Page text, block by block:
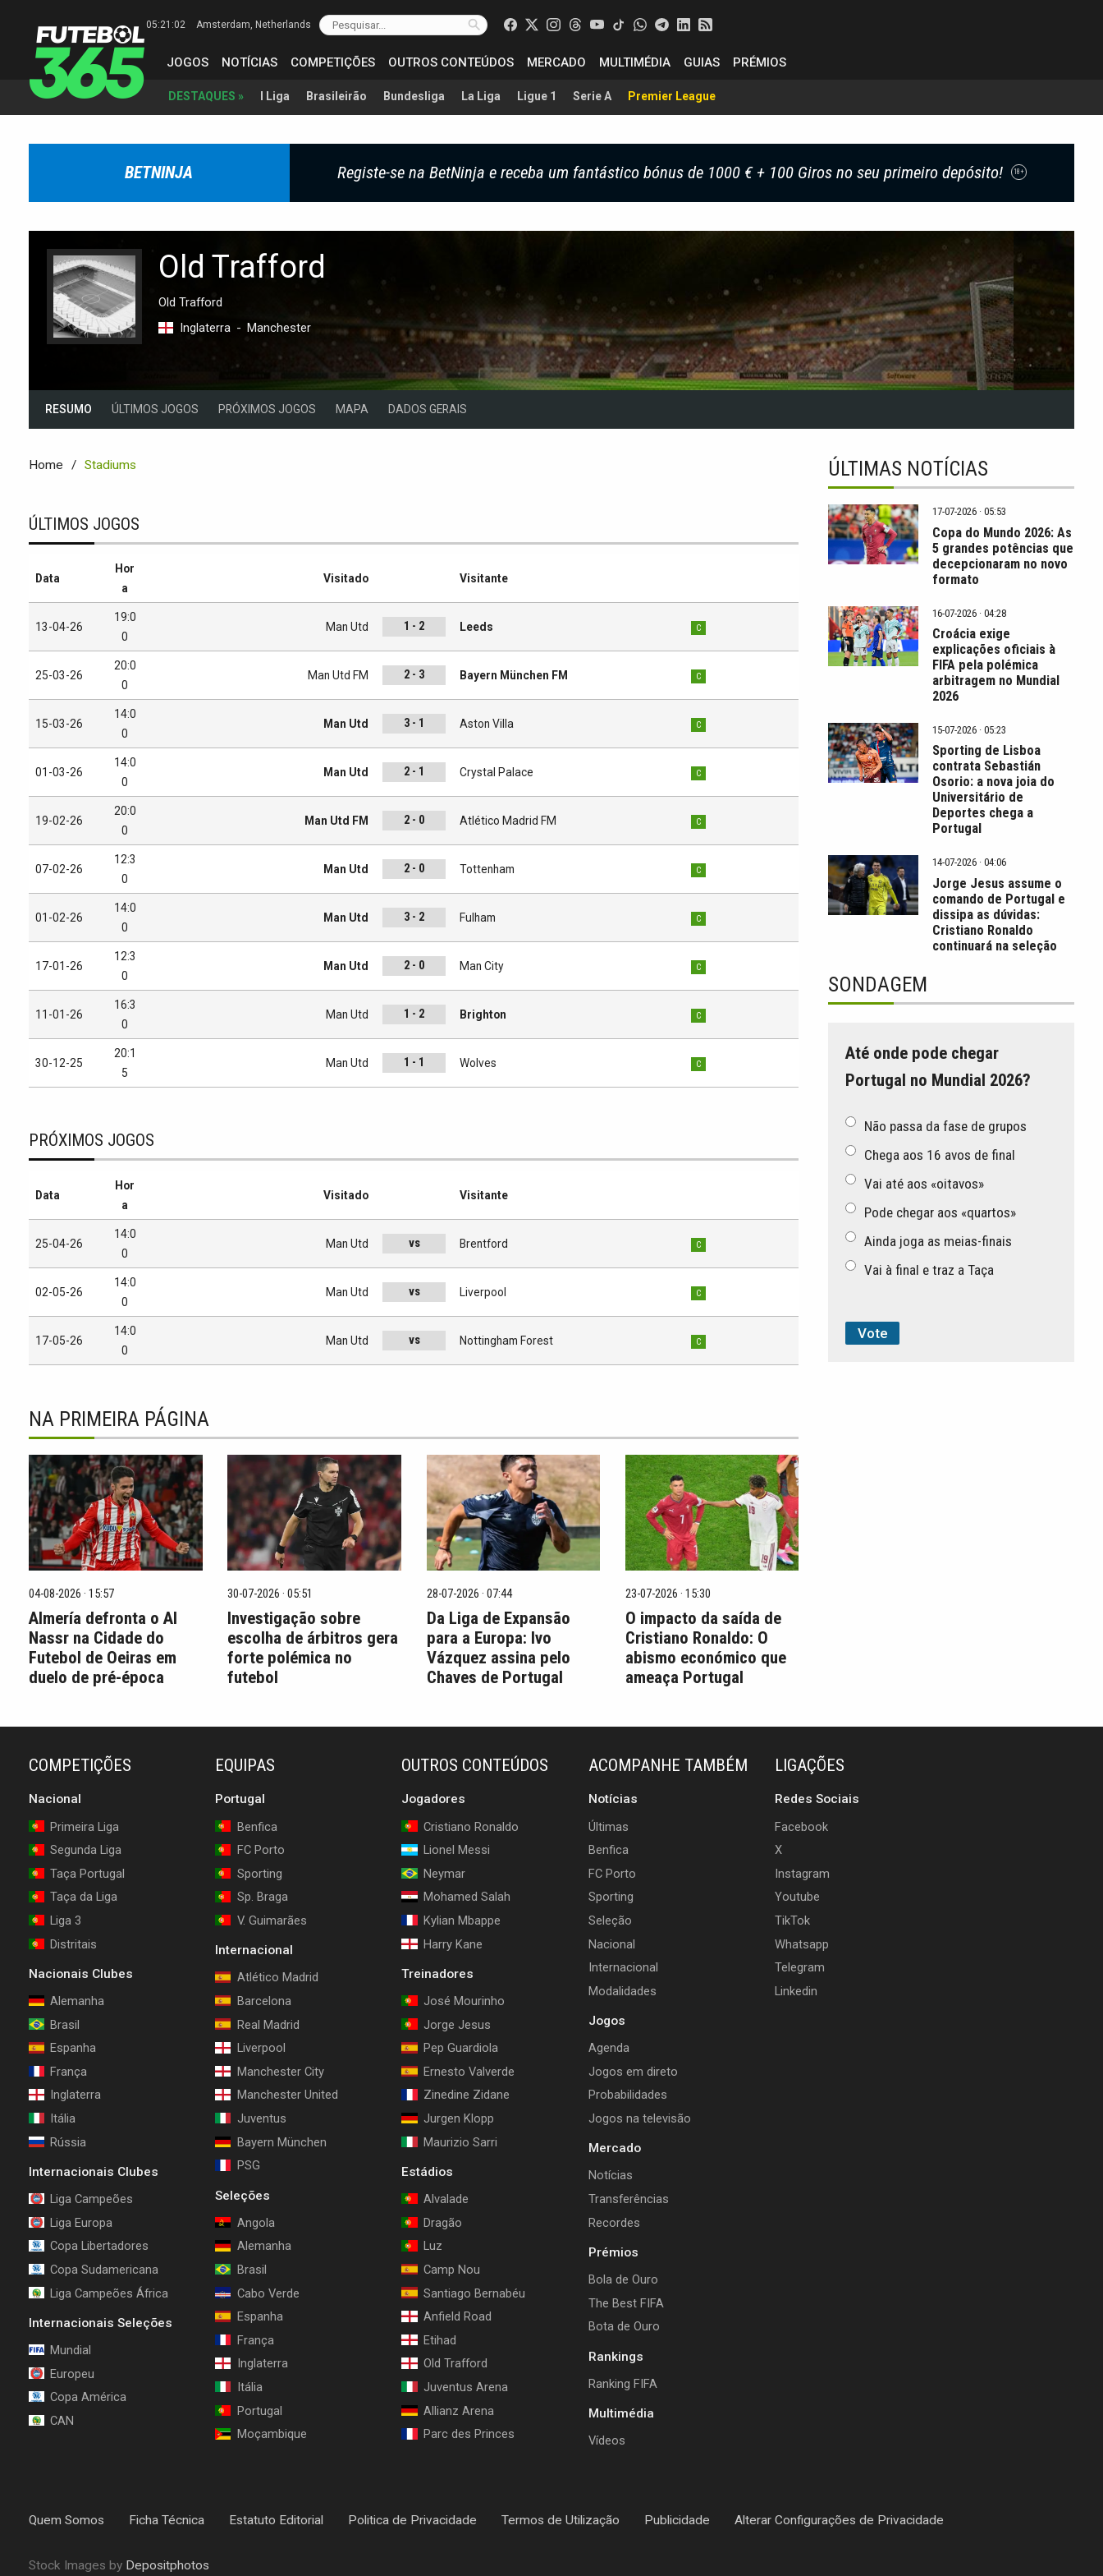
05:21:03 Amsterdam, Netherlands
JOGOS NOTÍCIAS COMPETIÇÕES OUTROS CONTEÚDOS MERCADO MULTIMÉDIA GUIAS PRÉMIOS
DESTAQUES » I Liga Brasileirão Bundesliga La Liga Ligue 1 Serie A Premier League
BETNINJA Registe-se na BetNinja e receba um fantástico bónus de 1000 € + 100 Giros no seu primeiro depósito! 18+
Old Trafford
Old Trafford
Inglaterra - Manchester
RESUMO ÚLTIMOS JOGOS PRÓXIMOS JOGOS MAPA DADOS GERAIS
Home Stadiums
ÚLTIMOS JOGOS
Data
Hor
a
Visitado Visitante
13-04-26
19:0
0
Man Utd 1 - 2 Leeds C
25-03-26
20:0
0
Man Utd FM 2 - 3 Bayern München FM C
15-03-26
14:0
0
Man Utd 3 - 1 Aston Villa C
01-03-26
14:0
0
Man Utd 2 - 1 Crystal Palace C
19-02-26
20:0
0
Man Utd FM 2 - 0 Atlético Madrid FM C
07-02-26
12:3
0
Man Utd 2 - 0 Tottenham C
01-02-26
14:0
0
Man Utd 3 - 2 Fulham C
17-01-26
12:3
0
Man Utd 2 - 0 Man City C
11-01-26
16:3
0
Man Utd 1 - 2 Brighton C
30-12-25
20:1
5
Man Utd 1 - 1 Wolves C
PRÓXIMOS JOGOS
Data
Hor
a
Visitado Visitante
25-04-26
14:0
0
Man Utd vs Brentford C
02-05-26
14:0
0
Man Utd vs Liverpool C
17-05-26
14:0
0
Man Utd vs Nottingham Forest C
NA PRIMEIRA PÁGINA
04-08-2026 · 15:57
Almería defronta o Al
Nassr na Cidade do
Futebol de Oeiras em
duelo de pré-época
30-07-2026 · 05:51
Investigação sobre
escolha de árbitros gera
forte polémica no
futebol
28-07-2026 · 07:44
Da Liga de Expansão
para a Europa: Ivo
Vázquez assina pelo
Chaves de Portugal
23-07-2026 · 15:30
O impacto da saída de
Cristiano Ronaldo: O
abismo económico que
ameaça Portugal
ÚLTIMAS NOTÍCIAS
17-07-2026 · 05:53
Copa do Mundo 2026: As
5 grandes potências que
decepcionaram no novo
formato
16-07-2026 · 04:28
Croácia exige
explicações oficiais à
FIFA pela polémica
arbitragem no Mundial
2026
15-07-2026 · 05:23
Sporting de Lisboa
contrata Sebastián
Osorio: a nova joia do
Universitário de
Deportes chega a
Portugal
14-07-2026 · 04:06
Jorge Jesus assume o
comando de Portugal e
dissipa as dúvidas:
Cristiano Ronaldo
continuará na seleção
SONDAGEM
Até onde pode chegar
Portugal no Mundial 2026?
Não passa da fase de grupos
Chega aos 16 avos de final
Vai até aos «oitavos»
Pode chegar aos «quartos»
Ainda joga as meias-finais
Vai à final e traz a Taça
COMPETIÇÕES
Nacional
Primeira Liga
Segunda Liga
Taça Portugal
Taça da Liga
Liga 3
Distritais
Nacionais Clubes
Alemanha
Brasil
Espanha
França
Inglaterra
Itália
Rússia
Internacionais Clubes
Liga Campeões
Liga Europa
Copa Libertadores
Copa Sudamericana
Liga Campeões África
Internacionais Seleções
Mundial
Europeu
Copa América
CAN
EQUIPAS
Portugal
Benfica
FC Porto
Sporting
Sp. Braga
V. Guimarães
Internacional
Atlético Madrid
Barcelona
Real Madrid
Liverpool
Manchester City
Manchester United
Juventus
Bayern München
PSG
Seleções
Angola
Alemanha
Brasil
Cabo Verde
Espanha
França
Inglaterra
Itália
Portugal
Moçambique
OUTROS CONTEÚDOS
Jogadores
Cristiano Ronaldo
Lionel Messi
Neymar
Mohamed Salah
Kylian Mbappe
Harry Kane
Treinadores
José Mourinho
Jorge Jesus
Pep Guardiola
Ernesto Valverde
Zinedine Zidane
Jurgen Klopp
Maurizio Sarri
Estádios
Alvalade
Dragão
Luz
Camp Nou
Santiago Bernabéu
Anfield Road
Etihad
Old Trafford
Juventus Arena
Allianz Arena
Parc des Princes
ACOMPANHE TAMBÉM
Notícias
Últimas
Benfica
FC Porto
Sporting
Seleção
Nacional
Internacional
Modalidades
Jogos
Agenda
Jogos em direto
Probabilidades
Jogos na televisão
Mercado
Notícias
Transferências
Recordes
Prémios
Bola de Ouro
The Best FIFA
Bota de Ouro
Rankings
Ranking FIFA
Multimédia
Vídeos
LIGAÇÕES
Redes Sociais
Facebook
X
Instagram
Youtube
TikTok
Whatsapp
Telegram
Linkedin
Quem Somos Ficha Técnica Estatuto Editorial Politica de Privacidade Termos de Utilização Publicidade Alterar Configurações de Privacidade
Stock Images by Depositphotos